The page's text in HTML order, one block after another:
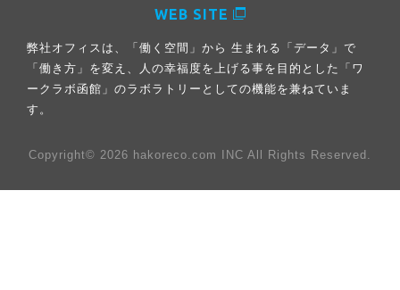
WEB SITE
弊社オフィスは、「働く空間」から 生まれる「データ」で
「働き方」を変え、人の幸福度を上げる事を目的とした「ワ
ークラボ函館」のラボラトリーとしての機能を兼ねていま
す。
Copyright© 2026 hakoreco.com INC All Rights Reserved.